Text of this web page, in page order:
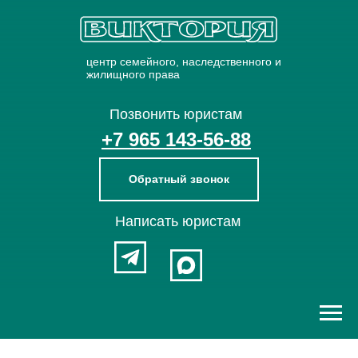
Написать юристам
Позвонить юристам
+7 965 143-56-88
центр семейного, наследственного и
жилищного права
Обратный звонок